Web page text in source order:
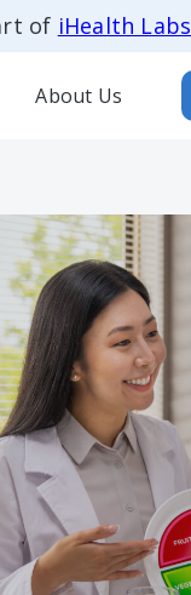
of iHealth Labs
About Us